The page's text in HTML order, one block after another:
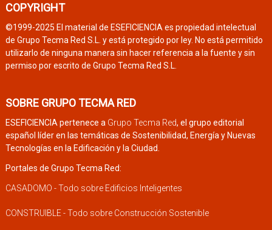
COPYRIGHT
©1999-2025 El material de ESEFICIENCIA es propiedad intelectual
de Grupo Tecma Red S.L. y está protegido por ley. No está permitido
utilizarlo de ninguna manera sin hacer referencia a la fuente y sin
permiso por escrito de Grupo Tecma Red S.L.
SOBRE GRUPO TECMA RED
ESEFICIENCIA pertenece a Grupo Tecma Red, el grupo editorial
español líder en las temáticas de Sostenibilidad, Energía y Nuevas
Tecnologías en la Edificación y la Ciudad.
Portales de Grupo Tecma Red:
CASADOMO - Todo sobre Edificios Inteligentes
CONSTRUIBLE - Todo sobre Construcción Sostenible